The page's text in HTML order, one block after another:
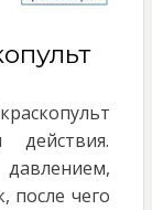
после чего